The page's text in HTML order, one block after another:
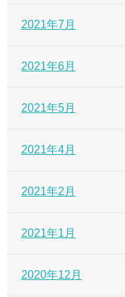
2021年7月
2021年6月
2021年5月
2021年4月
2021年2月
2021年1月
2020年12月